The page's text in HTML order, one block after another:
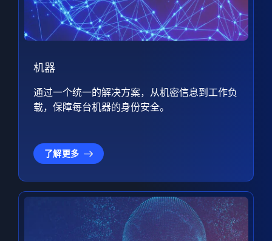
机器
通过一个统一的解决方案，从机密信息到工作负
载，保障每台机器的身份安全。
了解更多